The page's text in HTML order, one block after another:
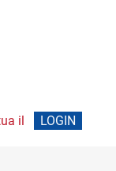
il LOGIN